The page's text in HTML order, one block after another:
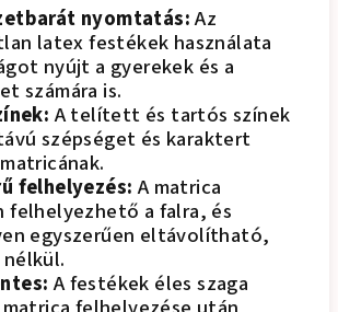
nyomtatás:Az
latex festékek használata
nyújt a gyerekek és a
számára is.
A telített és tartós színek
szépséget és karaktert
felhelyezés:A matrica
felhelyezhető a falra, és
egyszerűen eltávolítható,
A festékek éles szaga